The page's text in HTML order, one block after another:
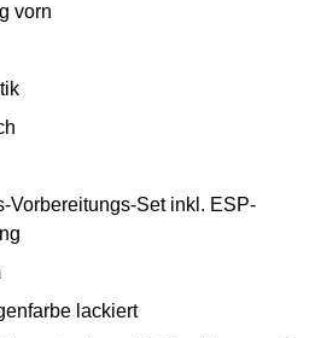
vorn
Vorbereitungs-Set inkl. ESP-
lackiert